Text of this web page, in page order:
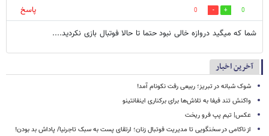
0
0
پاسخ
شما که میگید دروازه خالی نبود حتما تا حالا فوتبال بازی نکردید....
آخرین اخبار
شوک شبانه در تبریز؛ ربیعی رفت نکونام آمد!
واکنش تند فیفا به تلاش‌ها برای برکناری اینفانتینو
عکس| تیم پپ فرو ریخت
از ناکامی در سخنگویی تا مدیریت فوتبال زنان؛ ارتقای پست به سبک تاجرنیا/ پاداش بد بودن!